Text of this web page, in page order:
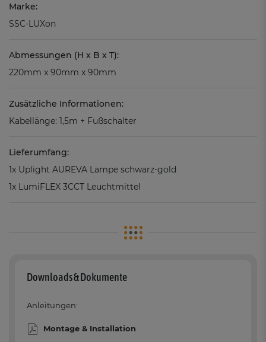
Marke:
SSC-LUXon
Abmessungen (H x B x T):
220mm x 90mm x 90mm
Zusätzliche Informationen:
Kabellänge: 1,5m + Fußschalter
Lieferumfang:
1x Uplight AUREVA Lampe schwarz-gold
1x LumiFLEX 3CCT Leuchtmittel
Downloads & Dokumente
Anleitungen:
Montage & Installation